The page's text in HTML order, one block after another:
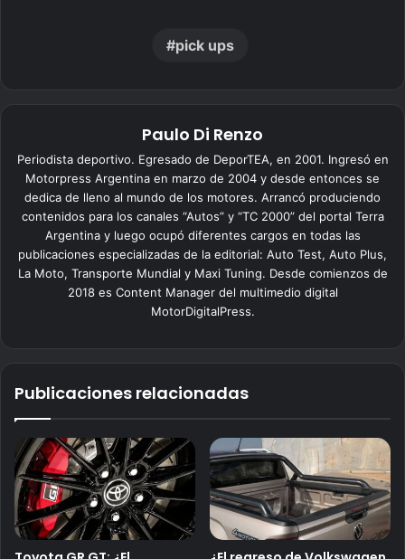
pick ups
Paulo Di Renzo
Periodista deportivo. Egresado de DeporTEA, en 2001. Ingresó en
Motorpress Argentina en marzo de 2004 y desde entonces se
dedica de lleno al mundo de los motores. Arrancó produciendo
contenidos para los canales “Autos” y “TC 2000” del portal Terra
Argentina y luego ocupó diferentes cargos en todas las
publicaciones especializadas de la editorial: Auto Test, Auto Plus,
La Moto, Transporte Mundial y Maxi Tuning. Desde comienzos de
2018 es Content Manager del multimedio digital
MotorDigitalPress.
Publicaciones relacionadas